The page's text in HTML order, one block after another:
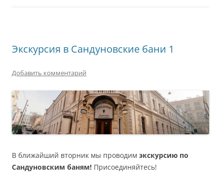
Экскурсия в Сандуновские бани 1
Добавить комментарий
В ближайший вторник мы проводим экскурсию по
Сандуновским баням! Присоединяйтесь!